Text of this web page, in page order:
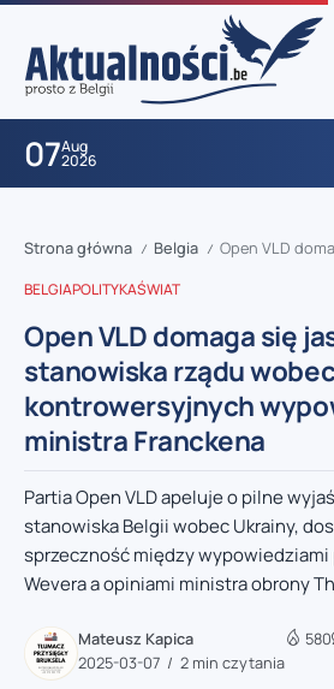
07Aug
2026
Strona główna / Belgia / Open VLD domaga się jasnego stanowiska
BELGIAPOLITYKAŚWIAT
Open VLD domaga się
stanowiska rządu
kontrowersyjnych
ministra Franckena
Partia Open VLD apeluje o pilne
stanowiska Belgii wobec Ukrainy,
sprzeczność między wypowiedziami
Wevera a opiniami ministra obrony
Mateusz Kapica
2025-03-07
2 min czytania
580